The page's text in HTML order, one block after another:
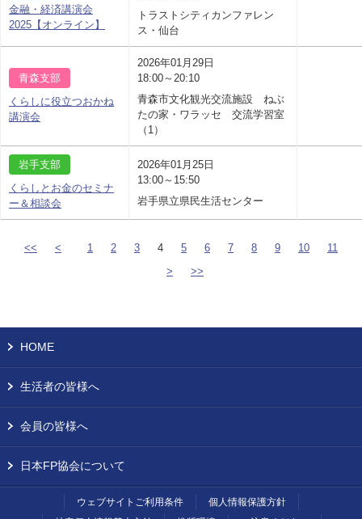
金融・経済講演会
2025【オンライン】
トラストシティカンファレン
ス・仙台
青森支部
くらしに役立つおかね
講演会
2026年01月29日
18:00～20:10
青森市文化観光交流施設 ねぶ
たの家・ワラッセ 交流学習室
（1）
岩手支部
くらしとお金のセミナ
ー＆相談会
2026年01月25日
13:00～15:50
岩手県立県民生活センター
<< < 1 2 3 4 5 6 7 8 9 10
11
>
>>
HOME
生活者の皆様へ
会員の皆様へ
日本FP協会について
ウェブサイトご利用条件
個人情報保護方針